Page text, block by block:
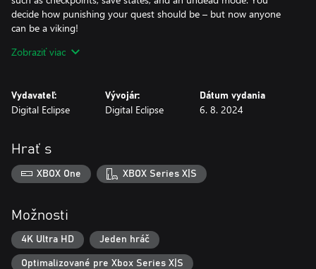
decide how punishing your quest should be – but now anyone
can be a viking!
With new and larger worlds inspired by Norse mythology,
every way. Draw your sword, don your helmet, and chop your
way through this violent viking adventure!
Zobraziť viac
Vydavateľ:
Digital Eclipse
Vývojár:
Digital Eclipse
Dátum vydania
6. 8. 2024
Hrať s
XBOX One XBOX Series X|S
Možnosti
4K Ultra HD Jeden hráč
Optimalizované pre Xbox Series X|S